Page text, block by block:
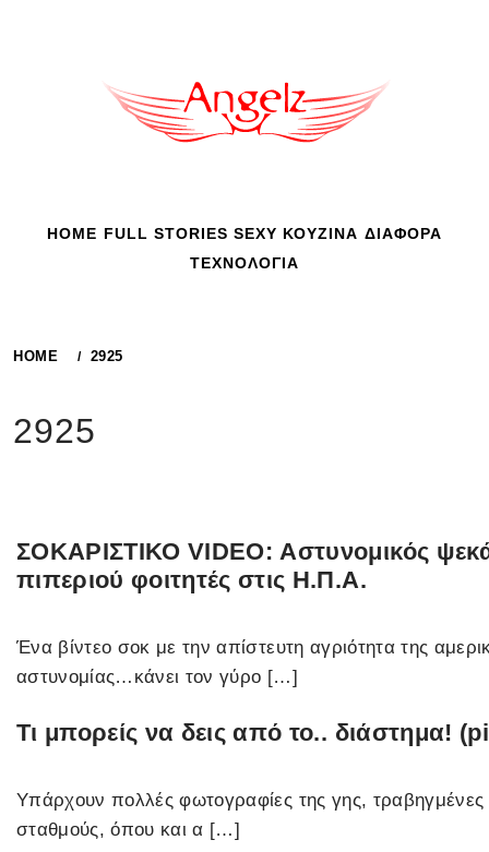
HOME FULL STORIES SEXY ΚΟΥΖΙΝΑ ΔΙΑΦΟΡΑ
ΤΕΧΝΟΛΟΓΙΑ
HOME 2925
2925
ΣΟΚΑΡΙΣΤΙΚΟ VIDEO: Αστυνομικός
πιπεριού φοιτητές στις Η.Π.Α.
Ένα βίντεο σοκ με την απίστευτη αγριότητα της
αστυνομίας…κάνει τον γύρο […]
Τι μπορείς να δεις από το.. διάστημα!
Υπάρχουν πολλές φωτογραφίες της γης, τραβηγμένες
σταθμούς, όπου και α […]